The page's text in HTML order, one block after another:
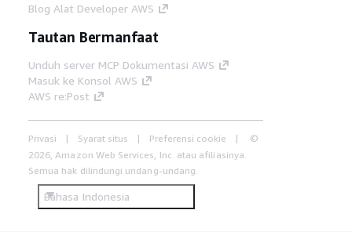
Blog Alat Developer AWS
Tautan Bermanfaat
Unduh server MCP Dokumentasi AWS
Masuk ke Konsol AWS
AWS re:Post
Privasi Syarat situs Preferensi cookie
©
2026, Amazon Web Services, Inc. atau afiliasinya.
Semua hak dilindungi undang-undang.
Bahasa Indonesia